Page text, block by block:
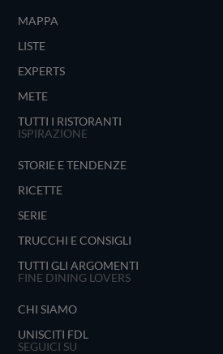
MAPPA
LISTE
EXPERTS
METE
TUTTI I RISTORANTI
ISPIRAZIONE
STORIE E TENDENZE
RICETTE
SERIE
TRUCCHI E CONSIGLI
TUTTI GLI ARGOMENTI
FINE DINING LOVERS
CHI SIAMO
UNISCITI FDL
SEGUICI SU